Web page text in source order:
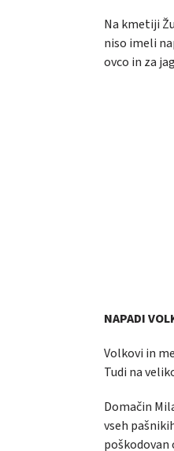
Na kmetiji
niso imeli
ovco in za
NAPADI
Volkovi in
Tudi na
Domačin
vseh
poškodovan